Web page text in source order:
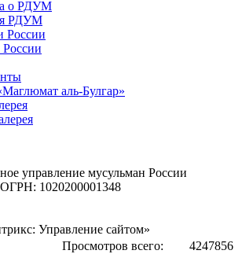
о РДУМ
РДУМ
России
аль-Булгар»
управление мусульман России
ОГРН: 1020200001348
Управление сайтом»
Просмотров всего:
4247856